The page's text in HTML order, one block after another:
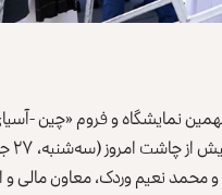
نمایشگاه و فروم «چین -
۲۷ جوزا) عازم چین شده است.
نعیم وردک، معاون مالی و